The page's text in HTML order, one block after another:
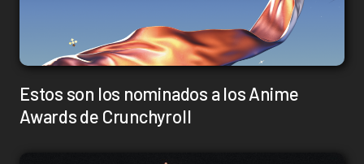
Estos son los nominados a los Anime
Awards de Crunchyroll